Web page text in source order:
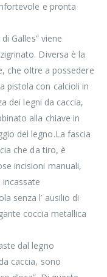
e pronta
Galles” viene
Diversa è la
che oltre a possedere
pistola con calcioli in
dei legni da caccia,
alla chiave in
del legno.La fascia
che da tiro, è
incisioni manuali,
senza l’ ausilio di
coccia metallica
dal legno
caccia, sono